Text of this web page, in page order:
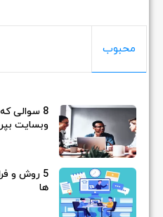
محبوب
8 سوالی که
وبسایت
5 روش و
ها